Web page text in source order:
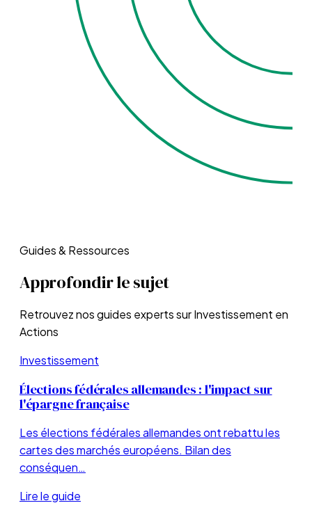
Guides & Ressources
Approfondir le sujet
Retrouvez nos guides experts surInvestissement en
Actions
Investissement
Élections fédérales allemandes : l'impact sur
l'épargne française
Les élections fédérales allemandes ont rebattu les
cartes des marchés européens. Bilan des
conséquen…
Lire le guide